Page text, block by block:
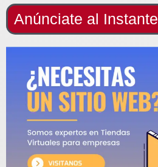
Anúnciate al Instante